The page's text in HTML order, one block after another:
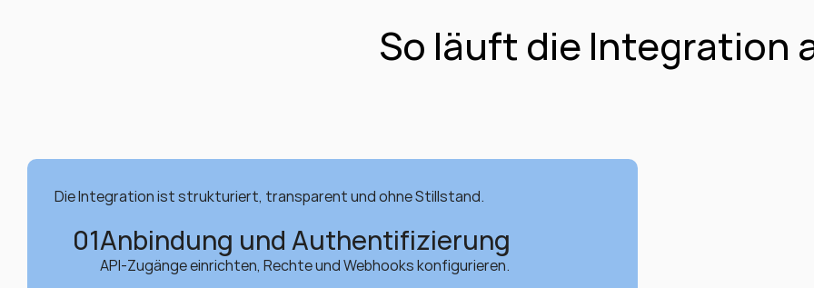
So läuft die Integration
Die Integration ist strukturiert, transparent und ohne Stillstand.
01Anbindung und Authentifizierung
API-Zugänge einrichten, Rechte und Webhooks konfigurieren.